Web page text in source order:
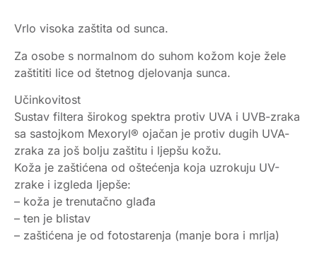
Vrlo visoka zaštita od sunca.
Za osobe s normalnom do suhom kožom koje žele
zaštititi lice od štetnog djelovanja sunca.
Učinkovitost
Sustav filtera širokog spektra protiv UVA i UVB-zraka
sa sastojkom Mexoryl® ojačan je protiv dugih UVA-
zraka za još bolju zaštitu i ljepšu kožu.
Koža je zaštićena od oštećenja koja uzrokuju UV-
zrake i izgleda ljepše:
– koža je trenutačno glađa
– ten je blistav
– zaštićena je od fotostarenja (manje bora i mrlja)